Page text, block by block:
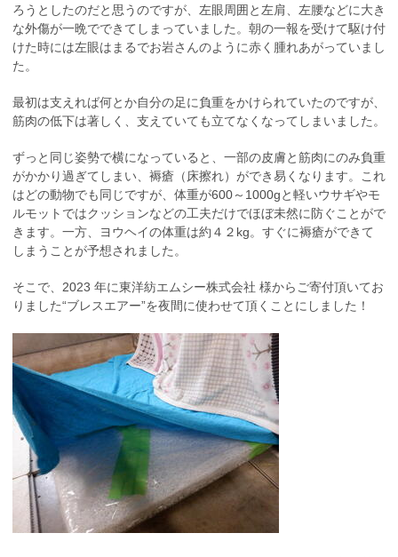
ろうとしたのだと思うのですが、左眼周囲と左肩、左腰などに大き
な外傷が一晩でできてしまっていました。朝の一報を受けて駆け付
けた時には左眼はまるでお岩さんのように赤く腫れあがっていまし
た。
最初は支えれば何とか自分の足に負重をかけられていたのですが、
筋肉の低下は著しく、支えていても立てなくなってしまいました。
ずっと同じ姿勢で横になっていると、一部の皮膚と筋肉にのみ負重
がかかり過ぎてしまい、褥瘡（床擦れ）ができ易くなります。これ
はどの動物でも同じですが、体重が600～1000gと軽いウサギやモ
ルモットではクッションなどの工夫だけでほぼ未然に防ぐことがで
きます。一方、ヨウヘイの体重は約４２kg。すぐに褥瘡ができて
しまうことが予想されました。
そこで、2023 年に東洋紡エムシー株式会社 様からご寄付頂いてお
りました“ブレスエアー”を夜間に使わせて頂くことにしました！